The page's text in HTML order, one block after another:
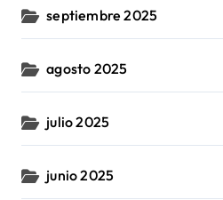
septiembre 2025
agosto 2025
julio 2025
junio 2025